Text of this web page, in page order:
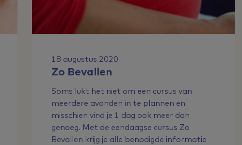
18 augustus 2020
Zo Bevallen
Soms lukt het niet om een cursus van
meerdere avonden in te plannen en
misschien vind je 1 dag ook meer dan
genoeg. Met de eendaagse cursus Zo
Bevallen krijg je alle benodigde informatie